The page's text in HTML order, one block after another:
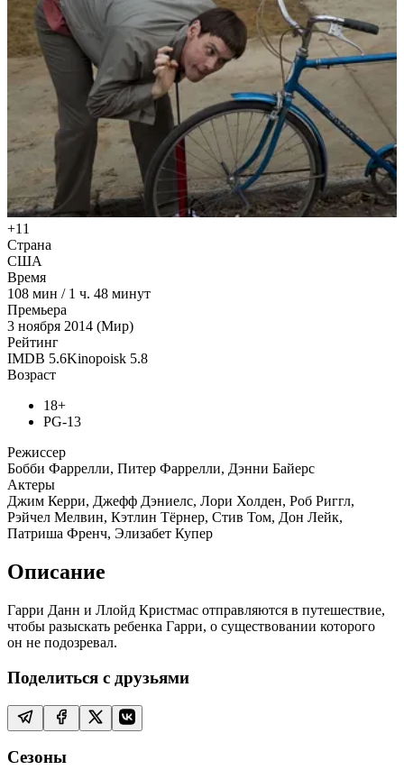
+11
Страна
США
Время
108 мин / 1 ч. 48 минут
Премьера
3 ноября 2014 (Мир)
Рейтинг
IMDB 5.6Kinopoisk 5.8
Возраст
18+
PG-13
Режиссер
Бобби Фаррелли, Питер Фаррелли, Дэнни Байерс
Актеры
Джим Керри, Джефф Дэниелс, Лори Холден, Роб Риггл,
Рэйчел Мелвин, Кэтлин Тёрнер, Стив Том, Дон Лейк,
Патриша Френч, Элизабет Купер
Описание
Гарри Данн и Ллойд Кристмас отправляются в путешествие,
чтобы разыскать ребенка Гарри, о существовании которого
он не подозревал.
Поделиться с друзьями
Сезоны